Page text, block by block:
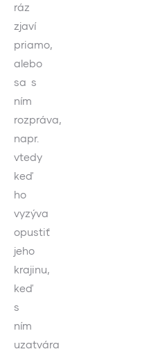
ráz
zjaví
priamo,
alebo
sa s
ním
rozpráva,
napr.
vtedy
keď
ho
vyzýva
opustiť
jeho
krajinu,
keď
s
ním
uzatvára